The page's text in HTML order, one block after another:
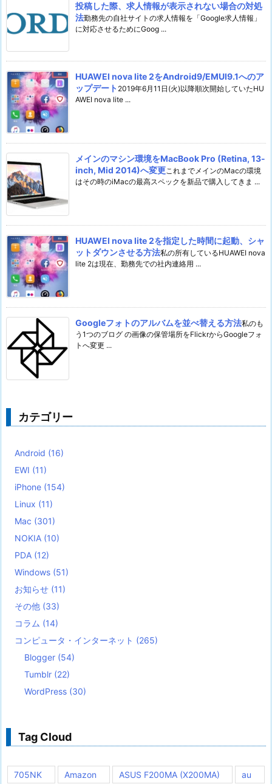
投稿した際、求人情報が表示されない場合の対処
法勤務先の自社サイトの求人情報を「Google求人情報」
に対応させるためにGoog ...
HUAWEI nova lite 2をAndroid9/EMUI9.1へのア
ップデート 2019年6月11日(火)以降順次開始していたHU
AWEI nova lite ...
メインのマシン環境をMacBook Pro (Retina, 13-
inch, Mid 2014)へ変更これまでメインのMacの環境
はその時のiMacの最高スペックを新品で購入してきま ...
HUAWEI nova lite 2を指定した時間に起動、シャ
ットダウンさせる方法私の所有しているHUAWEI nova
lite 2は現在、勤務先での社内連絡用 ...
Googleフォトのアルバムを並べ替える方法私のも
う1つのブログ の画像の保管場所をFlickrからGoogleフォ
トへ変更 ...
カテゴリー
Android (16)
EWI (11)
iPhone (154)
Linux (11)
Mac (301)
NOKIA (10)
PDA (12)
Windows (51)
お知らせ (11)
その他 (33)
コラム (14)
コンピュータ・インターネット (265)
Blogger (54)
Tumblr (22)
WordPress (30)
Tag Cloud
705NK Amazon ASUS F200MA (X200MA)
au